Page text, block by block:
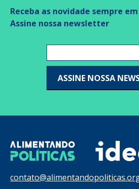
Receba as novidade sempre
Assine nossa newsletter